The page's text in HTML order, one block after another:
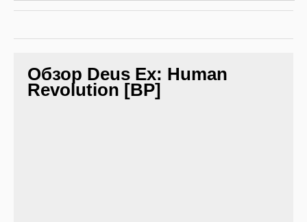
Обзор Deus Ex: Human
Revolution [ВР]